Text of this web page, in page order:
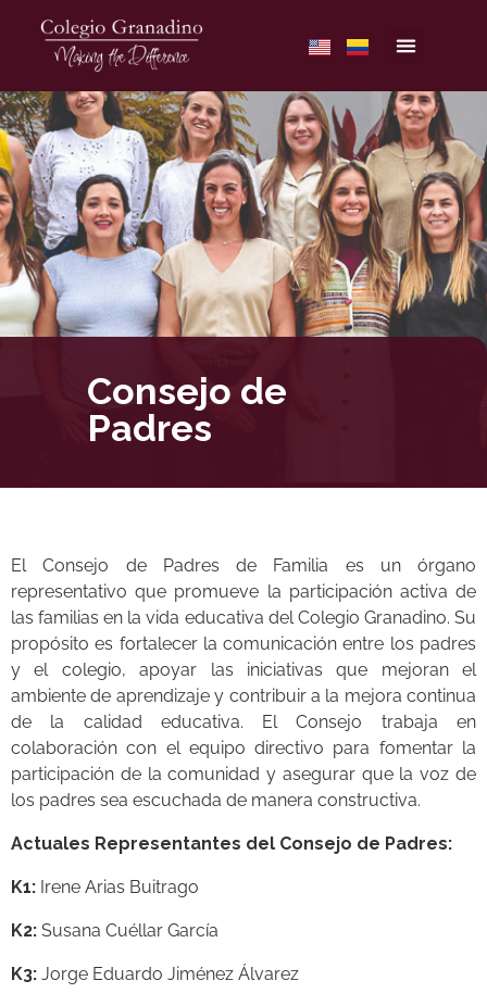
Consejo de
Padres
El Consejo de Padres de Familia es un órgano
representativo que promueve la participación activa de
las familias en la vida educativa del Colegio Granadino. Su
propósito es fortalecer la comunicación entre los padres
y el colegio, apoyar las iniciativas que mejoran el
ambiente de aprendizaje y contribuir a la mejora continua
de la calidad educativa. El Consejo trabaja en
colaboración con el equipo directivo para fomentar la
participación de la comunidad y asegurar que la voz de
los padres sea escuchada de manera constructiva.
Actuales Representantes del Consejo de Padres:
K1: Irene Arias Buitrago
K2: Susana Cuéllar García
K3: Jorge Eduardo Jiménez Álvarez